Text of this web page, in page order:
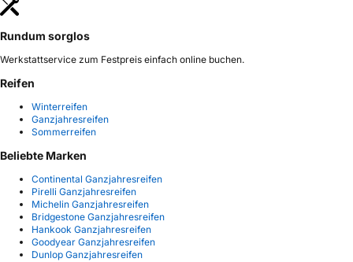
Rundum sorglos
Werkstattservice zum Festpreis einfach online buchen.
Reifen
Winterreifen
Ganzjahresreifen
Sommerreifen
Beliebte Marken
Continental Ganzjahresreifen
Pirelli Ganzjahresreifen
Michelin Ganzjahresreifen
Bridgestone Ganzjahresreifen
Hankook Ganzjahresreifen
Goodyear Ganzjahresreifen
Dunlop Ganzjahresreifen